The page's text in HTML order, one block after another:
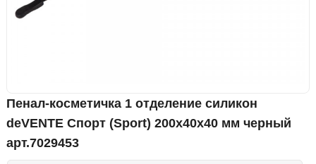
Пенал-косметичка 1 отделение силикон
deVENTE Спорт (Sport) 200х40х40 мм черный
арт.7029453